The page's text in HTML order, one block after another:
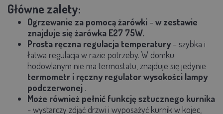
Główne zalety:
Ogrzewanie za pomocą żarówki –w zestawie
znajduje się żarówka E27 75W.
Prosta ręczna regulacja temperatury – szybka i
łatwa regulacja w razie potrzeby. W domku
hodowlanym nie ma termostatu, znajduje się jedynie
termometr i ręczny regulator wysokości lampy
podczerwonej .
Może również pełnić funkcję sztucznego kurnika
- wystarczy zdjąć drzwi i wyposażyć kurnik w kojec,